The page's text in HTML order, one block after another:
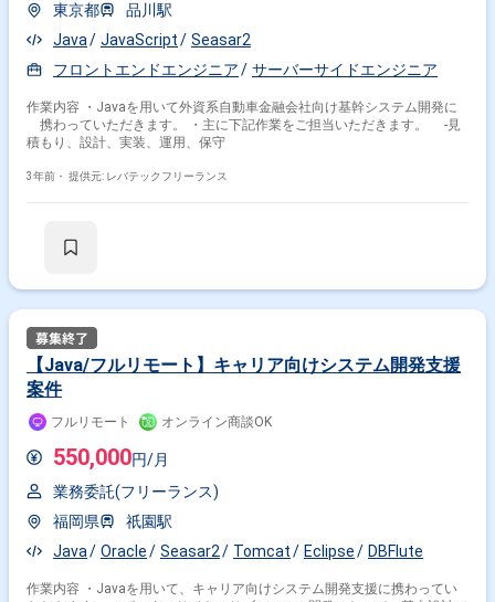
東京都
品川駅
Java
JavaScript
Seasar2
フロントエンドエンジニア
サーバーサイドエンジニア
作業内容 ・Javaを用いて外資系自動車金融会社向け基幹システム開発に
携わっていただきます。 ・主に下記作業をご担当いただきます。 -見
積もり、設計、実装、運用、保守
3年前・ 提供元: レバテックフリーランス
【Java/フルリモート】キャリア向けシステム開発支援
案件
フルリモート オンライン商談OK
550,000円/月
業務委託(フリーランス)
福岡県
祇園駅
Java
Oracle Seasar2 Tomcat Eclipse DBFlute
作業内容 ・Javaを用いて、キャリア向けシステム開発支援に携わってい